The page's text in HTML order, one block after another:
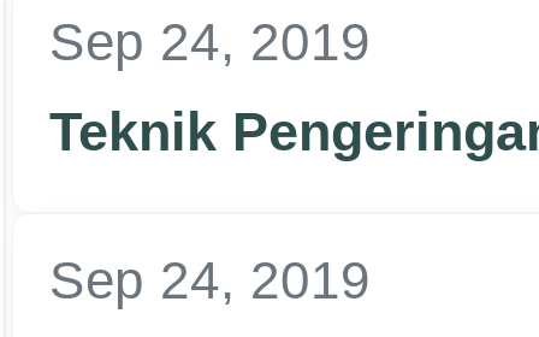
Sep 24, 2019
Teknik
Sep 24, 2019